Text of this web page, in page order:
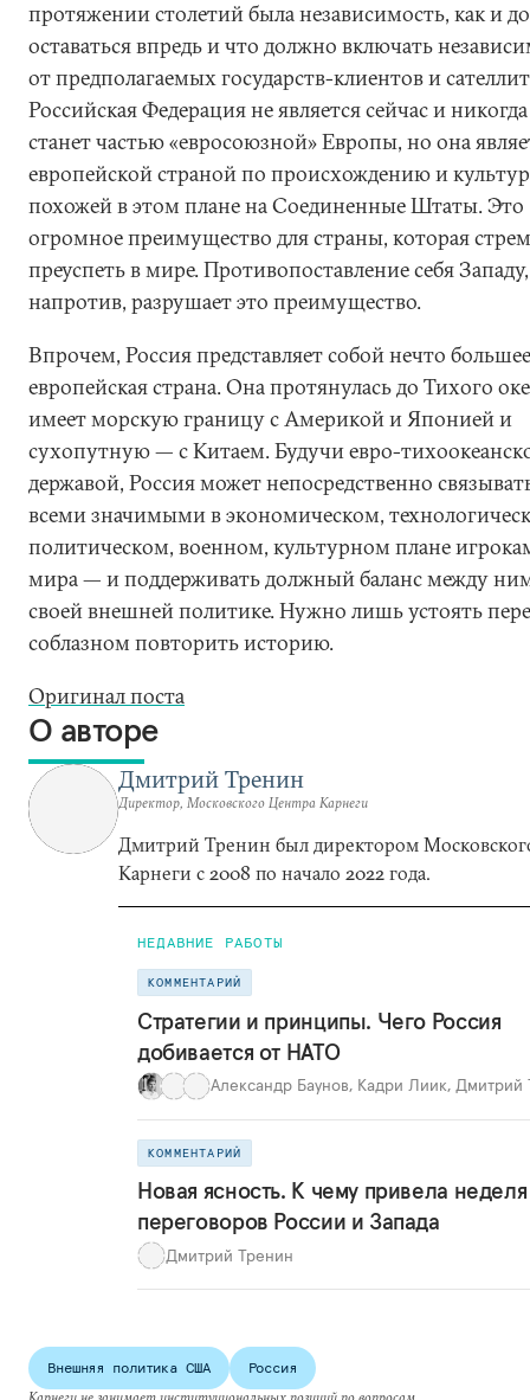
протяжении столетий была независимость, как и
оставаться впредь и что должно включать
от предполагаемых государств-клиентов и
Российская Федерация не является сейчас и
станет частью «евросоюзной» Европы, но она
европейской страной по происхождению и
похожей в этом плане на Соединенные Штаты. Это
огромное преимущество для страны, которая
преуспеть в мире. Противопоставление себя Западу,
напротив, разрушает это преимущество.
Впрочем, Россия представляет собой нечто
европейская страна. Она протянулась до Тихого
имеет морскую границу с Америкой и Японией и
сухопутную — с Китаем. Будучи евро-
державой, Россия может непосредственно
всеми значимыми в экономическом,
политическом, военном, культурном плане
мира — и поддерживать должный баланс между
своей внешней политике. Нужно лишь устоять
соблазном повторить историю.
Оригинал поста
О авторе
Дмитрий Тренин
Директор, Московского Центра Карнеги
Дмитрий Тренин был директором
Карнеги с 2008 по начало 2022 года.
НЕДАВНИЕ РАБОТЫ
КОММЕНТАРИЙ
Стратегии и принципы. Чего Россия
добивается от НАТО
Александр Баунов, Кадри Лиик, Дмитрий
КОММЕНТАРИЙ
Новая ясность. К чему привела неделя
переговоров России и Запада
Дмитрий Тренин
Внешняя политика США
Россия